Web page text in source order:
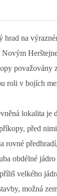
na
považovány
roli v bojích
lokalita
před
rovné
obdélné
velkého
možná